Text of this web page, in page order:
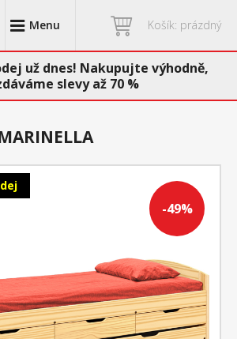
Menu Košík: prázdný
už dnes! Nakupujte výhodně,
slevy až 70 %
-49%